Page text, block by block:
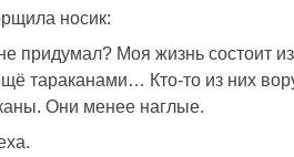
носик:
придумал? Моя жизнь состоит
тараканами… Кто-то из них
Они менее наглые.